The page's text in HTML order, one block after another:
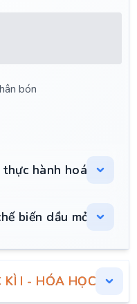
bón
hành hoá học
biến dầu mỏ
KÌ I - HÓA HỌC 11